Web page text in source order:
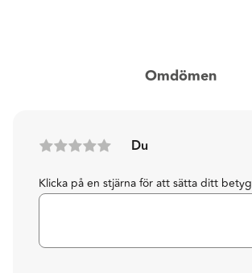
Omdömen
Du
Klicka på en stjärna för att sätta ditt betyg